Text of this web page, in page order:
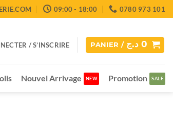
09:00 - 18:00 0780 973 101
/ S’INSCRIRE PANIER / 0 د.ج
Nouvel Arrivage Promotion